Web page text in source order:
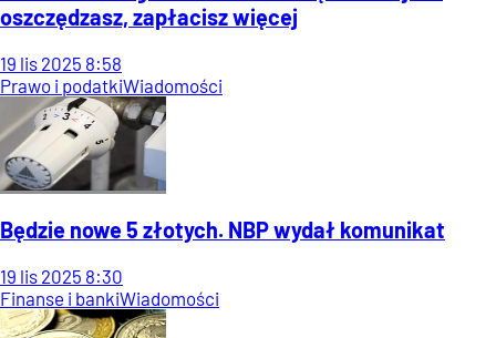
oszczędzasz, zapłacisz więcej
19 lis 2025 8:58
Prawo i podatkiWiadomości
Będzie nowe 5 złotych. NBP wydał komunikat
19 lis 2025 8:30
Finanse i bankiWiadomości